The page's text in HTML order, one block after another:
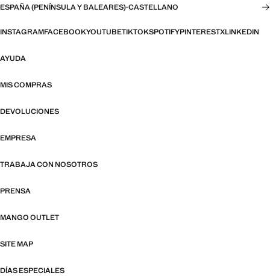
ESPAÑA (PENÍNSULA Y BALEARES)·CASTELLANO
INSTAGRAMFACEBOOKYOUTUBETIKTOKSPOTIFYPINTERESTXLINKEDIN
AYUDA
MIS COMPRAS
DEVOLUCIONES
EMPRESA
TRABAJA CON NOSOTROS
PRENSA
MANGO OUTLET
SITE MAP
DÍAS ESPECIALES